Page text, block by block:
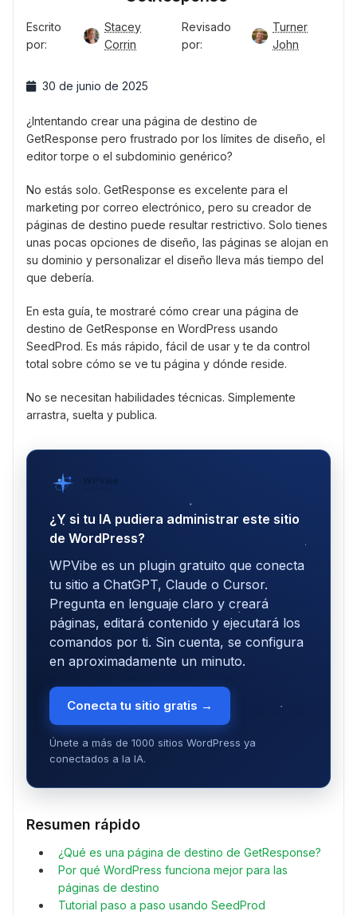
Escrito
por:
Stacey
Corrin
Revisado
por:
Turner
John
30 de junio de 2025
¿Intentando crear una página de destino de
GetResponse pero frustrado por los límites de diseño, el
editor torpe o el subdominio genérico?
No estás solo. GetResponse es excelente para el
marketing por correo electrónico, pero su creador de
páginas de destino puede resultar restrictivo. Solo tienes
unas pocas opciones de diseño, las páginas se alojan en
su dominio y personalizar el diseño lleva más tiempo del
que debería.
En esta guía, te mostraré cómo crear una página de
destino de GetResponse en WordPress usando
SeedProd. Es más rápido, fácil de usar y te da control
total sobre cómo se ve tu página y dónde reside.
No se necesitan habilidades técnicas. Simplemente
arrastra, suelta y publica.
WPVibe
¿Y si tu IA pudiera administrar este sitio
de WordPress?
WPVibe es un plugin gratuito que conecta
tu sitio a ChatGPT, Claude o Cursor.
Pregunta en lenguaje claro y creará
páginas, editará contenido y ejecutará los
comandos por ti. Sin cuenta, se configura
en aproximadamente un minuto.
Conecta tu sitio gratis →
Únete a más de 1000 sitios WordPress ya
conectados a la IA.
Resumen rápido
¿Qué es una página de destino de GetResponse?
Por qué WordPress funciona mejor para las
páginas de destino
Tutorial paso a paso usando SeedProd